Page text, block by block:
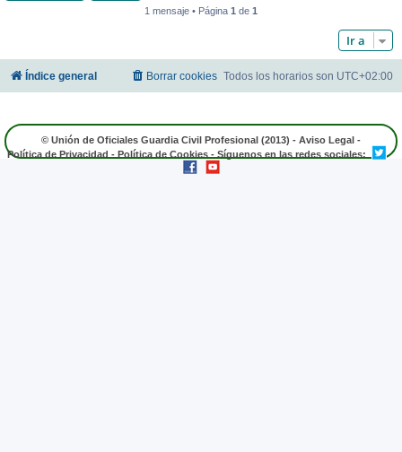
1 mensaje • Página 1 de 1
Ir a
Índice general Todos los horarios son UTC+02:00
Borrar cookies
© Unión de Oficiales Guardia Civil Profesional (2013) - Aviso Legal -
Política de Privacidad - Política de Cookies - Síguenos en las redes sociales: